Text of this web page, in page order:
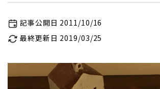
記事公開日 2011/10/16
最終更新日 2019/03/25